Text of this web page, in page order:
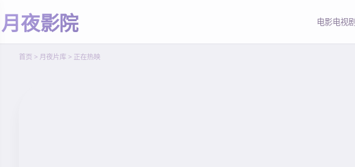
月夜影院 电影电视剧
首页 > 月夜片库 > 正在热映
立
即
观
看